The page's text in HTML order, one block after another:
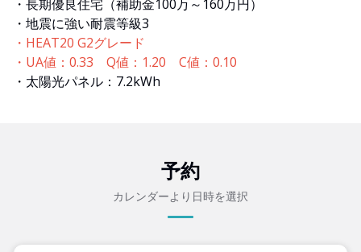
・長期優良住宅（補助金100万～160万円）
・地震に強い耐震等級3
・HEAT20 G2グレード
・UA値：0.33 Q値：1.20 C値：0.10
・太陽光パネル：7.2kWh
予約
カレンダーより日時を選択